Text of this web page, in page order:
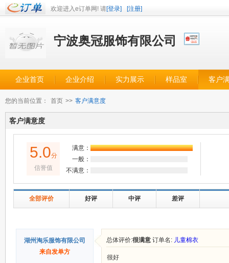
欢迎进入e订单网! 请[登录] [注册]
宁波奥冠服饰有限公司
企业首页 企业介绍 实力展示 样品室 客户
您的当前位置： 首页 >> 客户满意度
客户满意度
5.0分
信誉值
满意：
一般：
不满意：
全部评价 好评 中评 差评
湖州淘乐服饰有限公司
来自发单方
总体评价:很满意 订单名: 儿童棉衣
很好